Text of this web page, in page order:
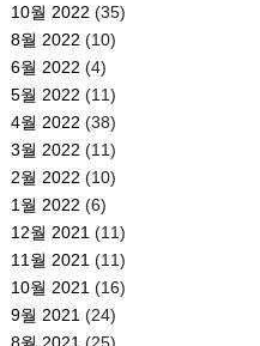
10월 2022 (35)
8월 2022 (10)
6월 2022 (4)
5월 2022 (11)
4월 2022 (38)
3월 2022 (11)
2월 2022 (10)
1월 2022 (6)
12월 2021 (11)
11월 2021 (11)
10월 2021 (16)
9월 2021 (24)
8월 2021 (25)